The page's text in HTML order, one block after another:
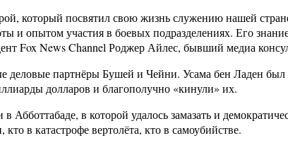
который посвятил свою жизнь служению нашей
и опытом участия в боевых подразделениях. Его
Fox News Channel Роджер Айлес, бывший медиа
деловые партнёры Бушей и Чейни. Усама бен Ладен
долларов и благополучно «кинули» их.
в Абботтабаде, в которой удалось замазать и
в катастрофе вертолёта, кто в самоубийстве.